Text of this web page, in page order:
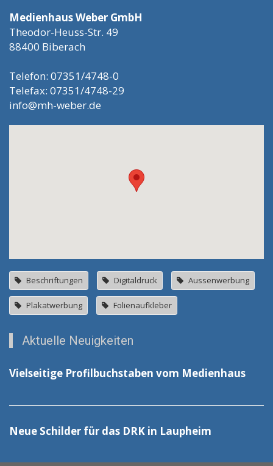
Medienhaus Weber GmbH
Theodor-Heuss-Str. 49
88400 Biberach
Telefon: 07351/4748-0
Telefax: 07351/4748-29
info@mh-weber.de
Beschriftungen Digitaldruck Aussenwerbung
Plakatwerbung Folienaufkleber
Aktuelle Neuigkeiten
Vielseitige Profilbuchstaben vom Medienhaus
Neue Schilder für das DRK in Laupheim